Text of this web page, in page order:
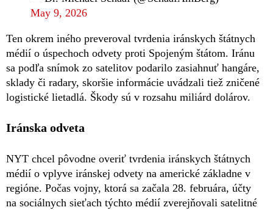
May 9, 2026
Ten okrem iného preveroval tvrdenia iránskych štátnych
médií o úspechoch odvety proti Spojeným štátom. Iránu
sa podľa snímok zo satelitov podarilo zasiahnuť hangáre,
sklady či radary, skoršie informácie uvádzali tiež zničené
logistické lietadlá. Škody sú v rozsahu miliárd dolárov.
Iránska odveta
NYT chcel pôvodne overiť tvrdenia iránskych štátnych
médií o vplyve iránskej odvety na americké základne v
regióne. Počas vojny, ktorá sa začala 28. februára, účty
na sociálnych sieťach týchto médií zverejňovali satelitné